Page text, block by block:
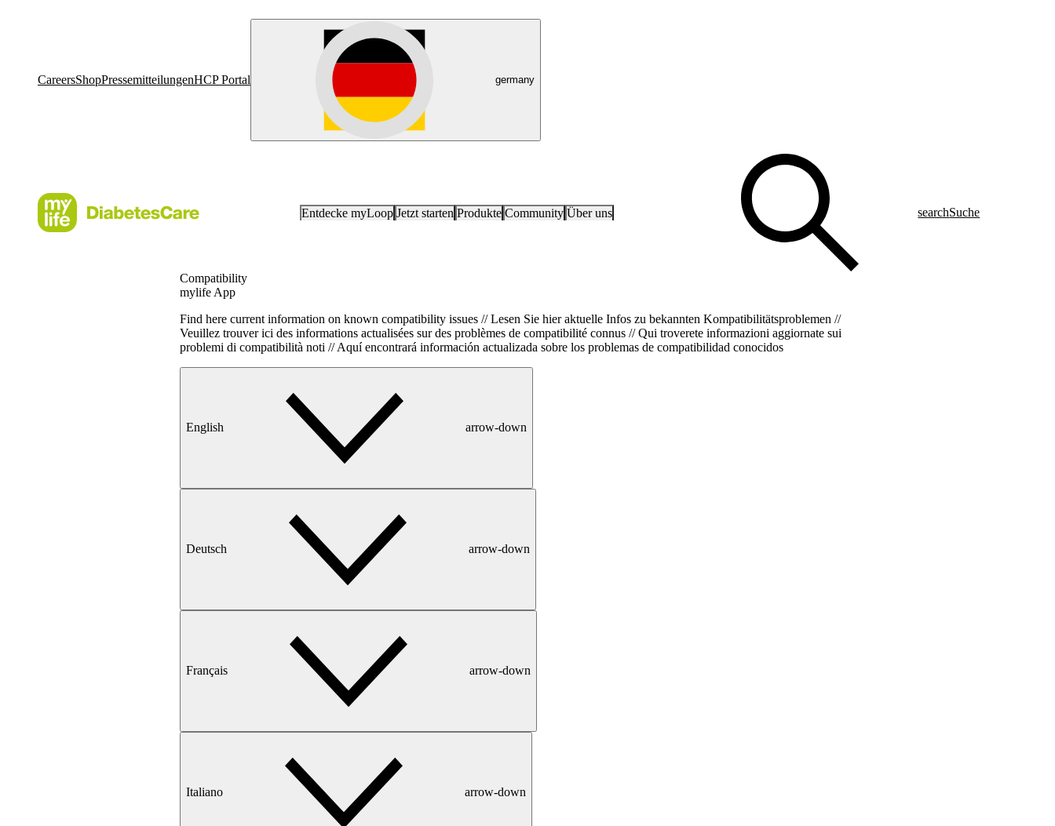
CareersShopPressemitteilungenHCP Portal germany
Entdecke myLoop Jetzt starten Produkte Community Über uns searchSuche
Compatibility
mylife App
Find here current information on known compatibility issues // Lesen Sie hier aktuelle Infos zu bekannten Kompatibilitätsproblemen //
Veuillez trouver ici des informations actualisées sur des problèmes de compatibilité connus // Qui troverete informazioni aggiornate sui
problemi di compatibilità noti // Aquí encontrará información actualizada sobre los problemas de compatibilidad conocidos
English arrow-down
Deutsch arrow-down
Français arrow-down
Italiano arrow-down